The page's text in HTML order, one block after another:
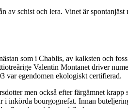
schist och lera. Vinet är
som i Chablis, av kalksten och
Valentin Montanet driver
var egendomen ekologiskt certifierad.
men också efter färgämnet
inkörda bourgognefat. Innan